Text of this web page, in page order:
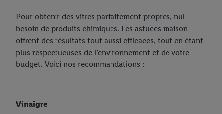
Pour obtenir des vitres parfaitement propres, nul
besoin de produits chimiques. Les astuces maison
offrent des résultats tout aussi efficaces, tout en étant
plus respectueuses de l’environnement et de votre
budget. Voici nos recommandations :
Vinaigre